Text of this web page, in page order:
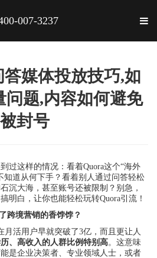
007-3237
媒体投放技巧,如
问题,内容如何避免
被封号
过这样的情况：看着Quora这个“海外
知道从何下手？看着别人通过问答轻松
沉大海，甚至账号还被限制？别急，
明白，让你也能轻松玩转Quora引流！
跨境营销的香饽饽？
月活用户早就突破了3亿，而且更让人
、高收入的人群比例特别高。这意味
是企业决策者、专业领域人士，或者